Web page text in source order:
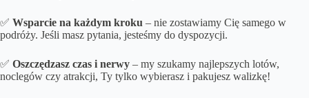
✅ Wsparcie na każdym kroku – nie zostawiamy Cię samego w
podróży. Jeśli masz pytania, jesteśmy do dyspozycji.
✅ Oszczędzasz czas i nerwy – my szukamy najlepszych lotów,
noclegów czy atrakcji, Ty tylko wybierasz i pakujesz walizkę!